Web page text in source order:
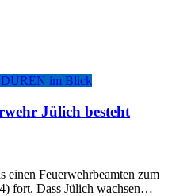
im Blick
Jülich besteht
einen Feuerwehrbeamten zum
fort. Dass Jülich wachsen…